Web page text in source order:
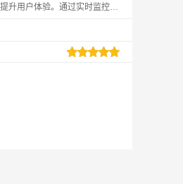
升用户体验。通过实时监控、